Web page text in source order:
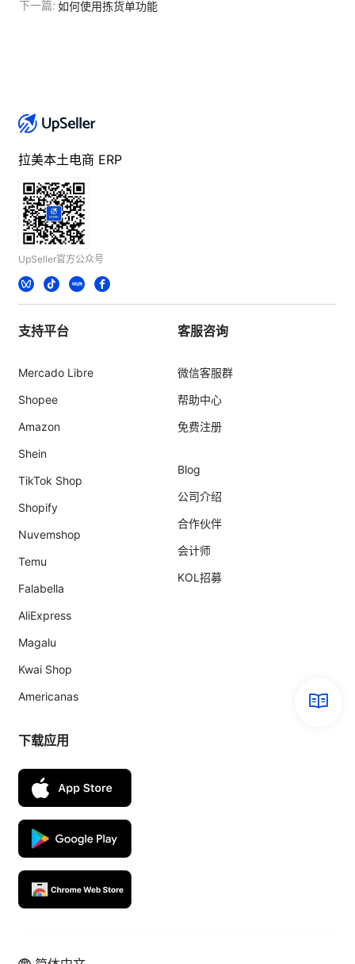
下一篇: 如何使用拣货单功能
拉美本土电商 ERP
UpSeller官方公众号
支持平台
Mercado Libre
Shopee
Amazon
Shein
TikTok Shop
Shopify
Nuvemshop
Temu
Falabella
AliExpress
Magalu
Kwai Shop
Americanas
客服咨询
微信客服群
帮助中心
免费注册
Blog
公司介绍
合作伙伴
会计师
KOL招募
下载应用